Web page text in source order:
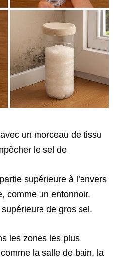
un morceau de tissu
le sel de
supérieure à l’envers
comme un entonnoir.
de gros sel.
les zones les plus
la salle de bain, la